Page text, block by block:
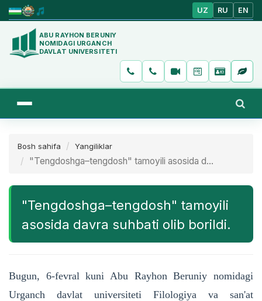
UZ RU EN
ABU RAYHON BERUNIY
NOMIDAGI URGANCH
DAVLAT UNIVERSITETI
Bosh sahifa Yangiliklar
"Tengdoshga–tengdosh" tamoyili asosida d...
"Tengdoshga–tengdosh" tamoyili
asosida davra suhbati olib borildi.
Bugun, 6-fevral kuni Abu Rayhon Beruniy nomidagi
Urganch davlat universiteti Filologiya va san'at